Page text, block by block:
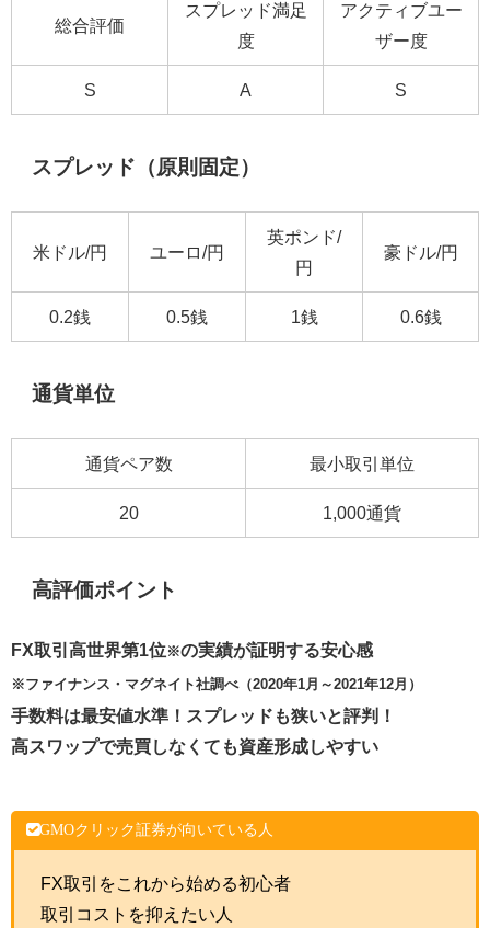
総合評価
スプレッド満足
度
アクティブユー
ザー度
S A S
スプレッド（原則固定）
米ドル/円 ユーロ/円
英ポンド/
円
豪ドル/円
0.2銭 0.5銭 1銭 0.6銭
通貨単位
通貨ペア数 最小取引単位
20 1,000通貨
高評価ポイント
FX取引高世界第1位※の実績が証明する安心感
※ファイナンス・マグネイト社調べ（2020年1月～2021年12月）
手数料は最安値水準！スプレッドも狭いと評判！
高スワップで売買しなくても資産形成しやすい
GMOクリック証券が向いている人
FX取引をこれから始める初心者
取引コストを抑えたい人